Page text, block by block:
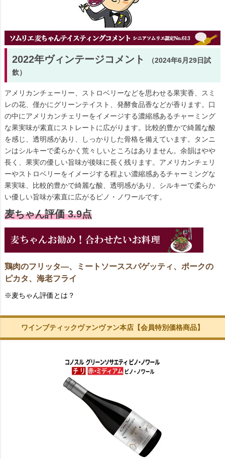
2022年ヴィンテージコメント
（2024年6月29日試
飲）
アメリカンチェーリー、ストロベリーなどを思わせる果実香、スミ
レの花、僅かにグリーンテイスト、発酵食品香などが香ります。口
の中にアメリカンチェリーをイメージする濃縮感あるチャーミング
な果実味が素直にストレートに広がります。比較的豊かで綺麗な酸
を感じ、透明感があり、しっかりした骨格を備えています。タンニ
ンはシルキーで柔らかく荒々しいところはありません。余韻はやや
長く、果実の優しい旨味が後味に長く残ります。アメリカンチェリ
ーやストロベリーをイメージする程よい濃縮感あるチャーミングな
果実味、比較的豊かで綺麗な酸、透明感があり、シルキーで柔らか
い優しい旨味が素直に広がるピノ・ノワールです。
麦ちゃん評価 3.9点
鶏肉のフリッタ―、ミートソーススパゲッティ、ポークの
ピカタ、海老フライ
※麦ちゃん評価とは？
ワインブティックヴァンヴァン本店【会員特別価格商品】